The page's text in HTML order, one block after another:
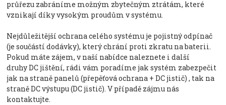
průřezu zabráníme možným zbytečným ztrátám, které
vznikají díky vysokým proudům v systému.
Nejdůležitější ochrana celého systému je pojistný odpínač
(je součástí dodávky), který chrání proti zkratu na baterii.
Pokud máte zájem, v naší nabídce naleznete i další
druhy DC jištění, rádi vám poradíme jak systém zabezpečit
jak na straně panelů (přepěťová ochrana + DC jistič) , tak na
straně DC výstupu (DC jistič). V případě zájmu nás
kontaktujte.